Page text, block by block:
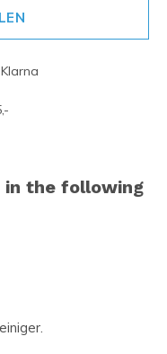
in the following